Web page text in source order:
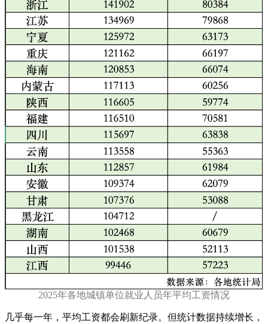
2025年各地城镇单位就业人员年平均工资情况
几乎每一年，平均工资都会刷新纪录。但统计数据持续增长，